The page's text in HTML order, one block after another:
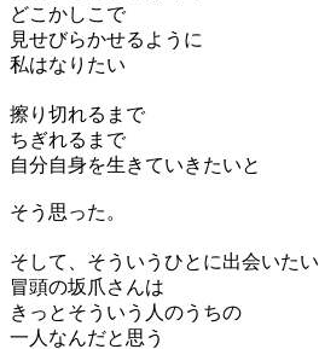
どこかしこで
見せびらかせるように
私はなりたい
擦り切れるまで
ちぎれるまで
自分自身を生きていきたいと
そう思った。
そして、そういうひとに出会いたい
冒頭の坂爪さんは
きっとそういう人のうちの
一人なんだと思う